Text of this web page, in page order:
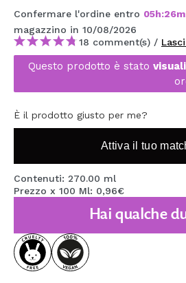
MAQUIFARMA
KOREA ZONE
TRAVEL SIZE
NATURE
OUTLET
SONO TORNATI!
PROSSIMAMENTE
BLOG
Confermare l'ordine entro 05h:26m
magazzino in 10/08/2026
18 comment(s) /
Questo prodotto è stato
È il prodotto giusto per me?
Attiva il tuo
Contenuti: 270.00 ml
Prezzo x 100 Ml: 0,96€
Hai qualche